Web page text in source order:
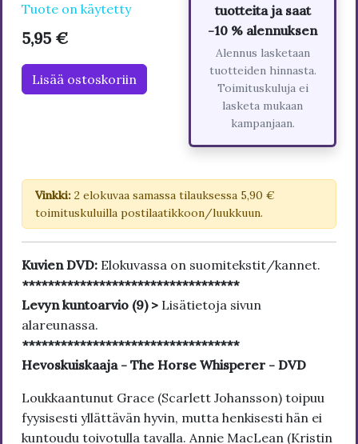
Tuote on käytetty
5,95 €
Lisää ostoskoriin
tuotteita ja saat
-10 % alennuksen
Alennus lasketaan
tuotteiden hinnasta.
Toimituskuluja ei
lasketa mukaan
kampanjaan.
Vinkki: 2 elokuvaa samassa tilauksessa 5,90 €
toimituskuluilla postilaatikkoon/luukkuun.
Kuvien DVD: Elokuvassa on suomitekstit/kannet.
**********************************
Levyn kuntoarvio (9) > Lisätietoja sivun
alareunassa.
**********************************
Hevoskuiskaaja - The Horse Whisperer - DVD
Loukkaantunut Grace (Scarlett Johansson) toipuu
fyysisesti yllättävän hyvin, mutta henkisesti hän ei
kuntoudu toivotulla tavalla. Annie MacLean (Kristin